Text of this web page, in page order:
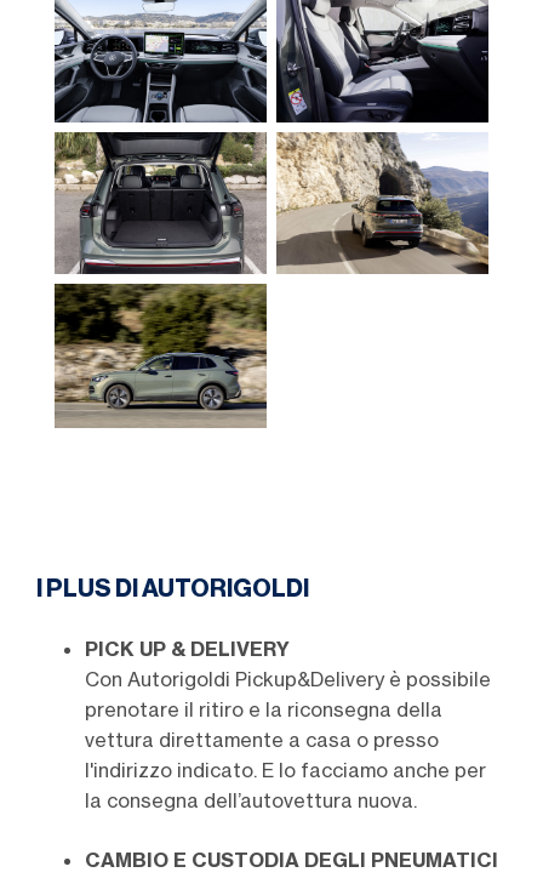
I PLUS DI AUTORIGOLDI
PICK UP & DELIVERY
Con Autorigoldi Pickup&Delivery è possibile
prenotare il ritiro e la riconsegna della
vettura direttamente a casa o presso
l'indirizzo indicato. E lo facciamo anche per
la consegna dell’autovettura nuova.
CAMBIO E CUSTODIA DEGLI PNEUMATICI